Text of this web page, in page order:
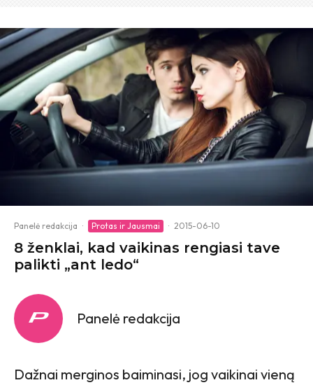
Panelė redakcija · Protas ir Jausmai · 2015-06-10
8 ženklai, kad vaikinas rengiasi tave
palikti „ant ledo“
Panelė redakcija
Dažnai merginos baiminasi, jog vaikinai vieną